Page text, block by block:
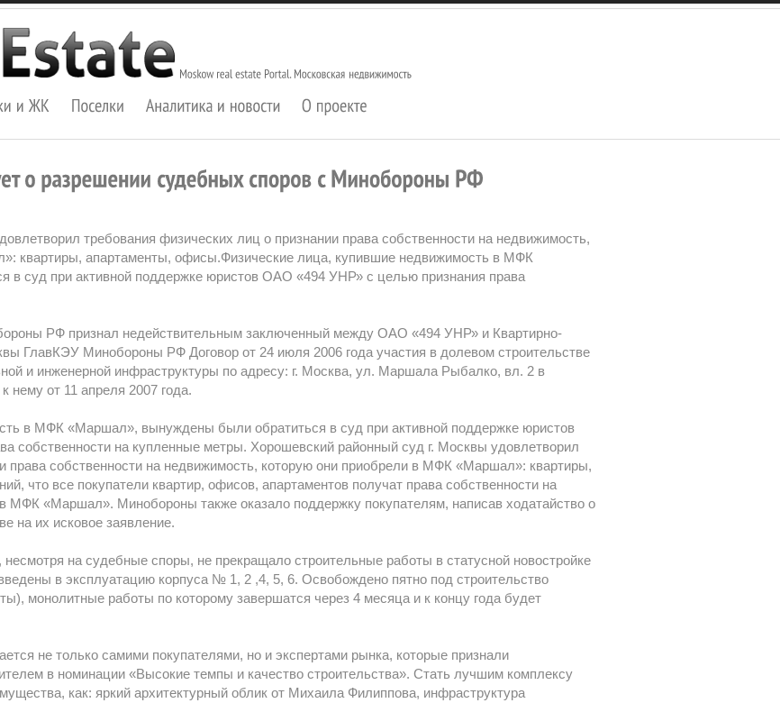
требования физических лиц о признании права собственности на недвижимость,
квартиры, апартаменты, офисы.Физические лица, купившие недвижимость в МФК
суд при активной поддержке юристов ОАО «494 УНР» с целью признания права
РФ признал недействительным заключенный между ОАО «494 УНР» и Квартирно-
ГлавКЭУ Минобороны РФ Договор от 24 июля 2006 года участия в долевом строительстве
и инженерной инфраструктуры по адресу: г. Москва, ул. Маршала Рыбалко, вл. 2 в
нему от 11 апреля 2007 года.
в МФК «Маршал», вынуждены были обратиться в суд при активной поддержке юристов
собственности на купленные метры. Хорошевский районный суд г. Москвы удовлетворил
права собственности на недвижимость, которую они приобрели в МФК «Маршал»: квартиры,
что все покупатели квартир, офисов, апартаментов получат права собственности на
МФК «Маршал». Минобороны также оказало поддержку покупателям, написав ходатайство о
на их исковое заявление.
на судебные споры, не прекращало строительные работы в статусной новостройке
в эксплуатацию корпуса № 1, 2 ,4, 5, 6. Освобождено пятно под строительство
монолитные работы по которому завершатся через 4 месяца и к концу года будет
не только самими покупателями, но и экспертами рынка, которые признали
в номинации «Высокие темпы и качество строительства». Стать лучшим комплексу
как: яркий архитектурный облик от Михаила Филиппова, инфраструктура